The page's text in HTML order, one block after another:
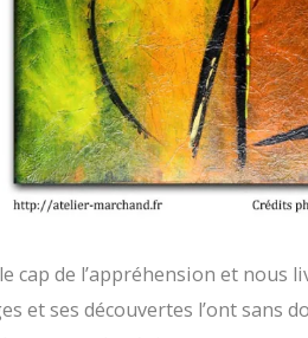
cap de l’appréhension et nous
et ses découvertes l’ont sans